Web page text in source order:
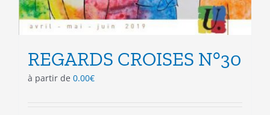
REGARDS CROISES N°30
à partir de 0.00€